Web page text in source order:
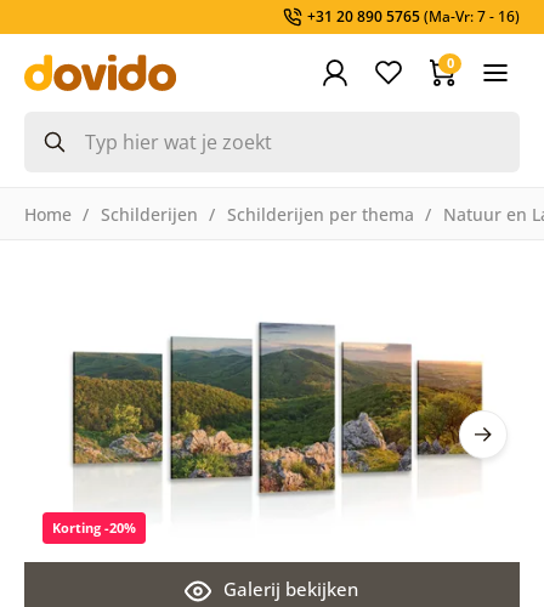
+31 20 890 5765(Ma-Vr: 7 - 16)
0
Home Schilderijen Schilderijen per thema Natuur en
Galerij bekijken
Korting -20%